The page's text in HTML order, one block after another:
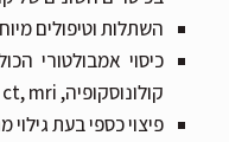
השתלות וטיפולים
כיסוי אמבולטורי
קולונוסקופיה, ct, mri בדיקות להיריון ועוד
פיצוי כספי בעת